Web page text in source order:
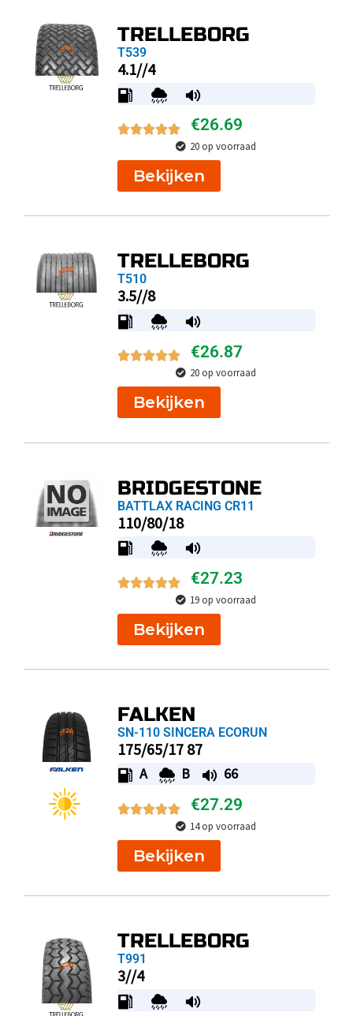
TRELLEBORG
T539
4.1//4
€26.69
20 op voorraad
Bekijken
TRELLEBORG
T510
3.5//8
€26.87
20 op voorraad
Bekijken
BRIDGESTONE
BATTLAX RACING CR11
110/80/18
€27.23
19 op voorraad
Bekijken
FALKEN
SN-110 SINCERA ECORUN
175/65/17 87
A B 66
€27.29
14 op voorraad
Bekijken
TRELLEBORG
T991
3//4